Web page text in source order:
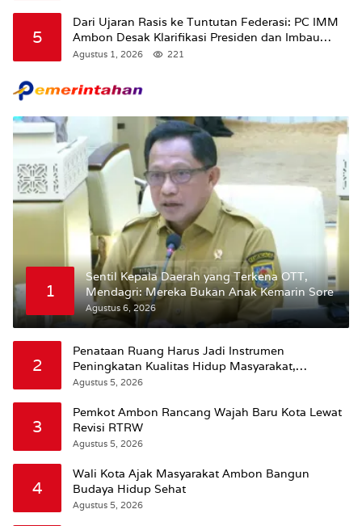
5
Dari Ujaran Rasis ke Tuntutan Federasi: PC IMM
Ambon Desak Klarifikasi Presiden dan Imbau
Tunda Pengibaran Bendera Merah Putih Di
Agustus 1, 2026 221
1
Sentil Kepala Daerah yang Terkena OTT,
Mendagri: Mereka Bukan Anak Kemarin Sore
Agustus 6, 2026
2
Penataan Ruang Harus Jadi Instrumen
Peningkatan Kualitas Hidup Masyarakat,
Wattimena: Revisi RT-RW Ditetapkan Pemkot
Agustus 5, 2026
3
Pemkot Ambon Rancang Wajah Baru Kota Lewat
Revisi RTRW
Agustus 5, 2026
4
Wali Kota Ajak Masyarakat Ambon Bangun
Budaya Hidup Sehat
Agustus 5, 2026